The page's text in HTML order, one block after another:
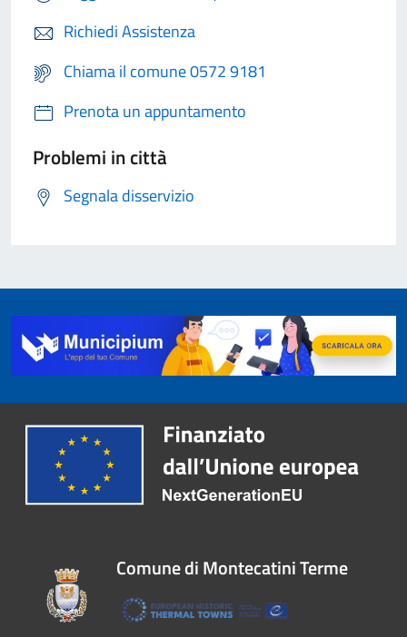
Richiedi Assistenza
Chiama il comune 0572 9181
Prenota un appuntamento
Problemi in città
Segnala disservizio
Comune di Montecatini Terme